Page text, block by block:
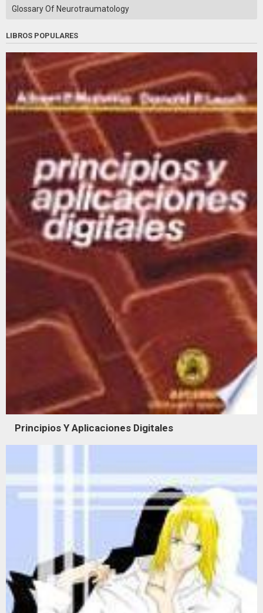
Glossary Of Neurotraumatology
LIBROS POPULARES
Principios Y Aplicaciones Digitales